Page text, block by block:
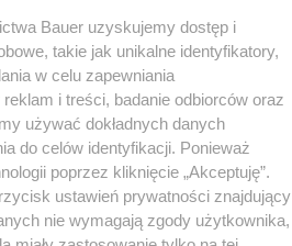
Bauer uzyskujemy dostęp i
takie jak unikalne identyfikatory,
w celu zapewniania
i treści, badanie odbiorców oraz
używać dokładnych danych
do celów identyfikacji. Ponieważ
poprzez kliknięcie „Akceptuję”.
ustawień prywatności znajdujący
nie wymagają zgody użytkownika,